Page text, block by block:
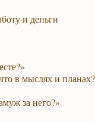
и деньги
в мыслях и
за него?»